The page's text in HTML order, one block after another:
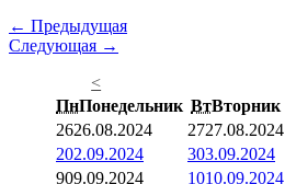
← Предыдущая
Следующая →
<
ПнПонедельник ВтВторник
2626.08.2024 2727.08.2024
202.09.2024 303.09.2024
909.09.2024 1010.09.2024